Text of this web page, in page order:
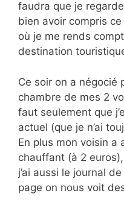
faudra que je
bien avoir compris ce
où je me rends
destination
Ce soir on a négocié
chambre de mes 2
faut seulement que
actuel (que je n’ai
En plus mon voisin a
chauffant (à 2
j’ai aussi le journal
page on nous voit